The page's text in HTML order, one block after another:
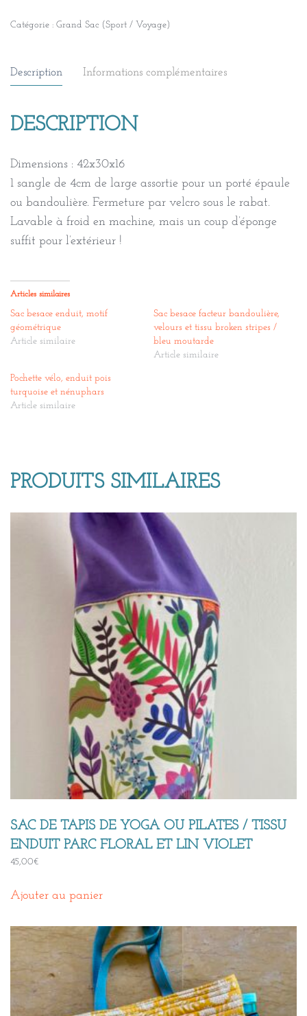
Catégorie : Grand Sac (Sport / Voyage)
Description Informations complémentaires
DESCRIPTION
Dimensions : 42x30x16
1 sangle de 4cm de large assortie pour un porté épaule
ou bandoulière. Fermeture par velcro sous le rabat.
Lavable à froid en machine, mais un coup d’éponge
suffit pour l’extérieur !
Articles similaires
Sac besace enduit, motif
géométrique
Article similaire
Sac besace facteur bandoulière,
velours et tissu broken stripes /
bleu moutarde
Article similaire
Pochette vélo, enduit pois
turquoise et nénuphars
Article similaire
PRODUITS SIMILAIRES
SAC DE TAPIS DE YOGA OU PILATES / TISSU
ENDUIT PARC FLORAL ET LIN VIOLET
45,00€
Ajouter au panier